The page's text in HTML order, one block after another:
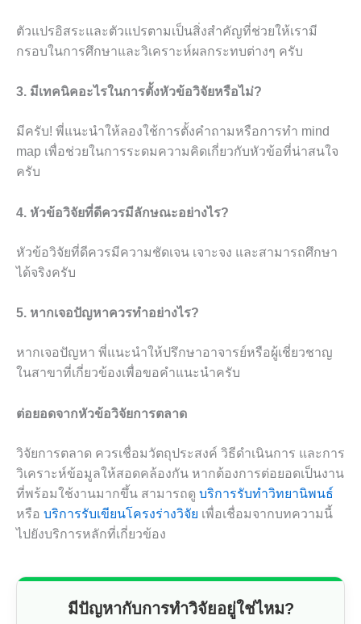
ตัวแปรอิสระและตัวแปรตามเป็นสิ่งสำคัญที่ช่วยให้เรามี
กรอบในการศึกษาและวิเคราะห์ผลกระทบต่างๆ ครับ
3. มีเทคนิคอะไรในการตั้งหัวข้อวิจัยหรือไม่?
มีครับ! พี่แนะนำให้ลองใช้การตั้งคำถามหรือการทำ mind
map เพื่อช่วยในการระดมความคิดเกี่ยวกับหัวข้อที่น่าสนใจ
ครับ
4. หัวข้อวิจัยที่ดีควรมีลักษณะอย่างไร?
หัวข้อวิจัยที่ดีควรมีความชัดเจน เจาะจง และสามารถศึกษา
ได้จริงครับ
5. หากเจอปัญหาควรทำอย่างไร?
หากเจอปัญหา พี่แนะนำให้ปรึกษาอาจารย์หรือผู้เชี่ยวชาญ
ในสาขาที่เกี่ยวข้องเพื่อขอคำแนะนำครับ
ต่อยอดจากหัวข้อวิจัยการตลาด
วิจัยการตลาด ควรเชื่อมวัตถุประสงค์ วิธีดำเนินการ และการ
วิเคราะห์ข้อมูลให้สอดคล้องกัน หากต้องการต่อยอดเป็นงาน
ที่พร้อมใช้งานมากขึ้น สามารถดู บริการรับทำวิทยานิพนธ์
หรือ บริการรับเขียนโครงร่างวิจัย เพื่อเชื่อมจากบทความนี้
ไปยังบริการหลักที่เกี่ยวข้อง
มีปัญหากับการทำวิจัยอยู่ใช่ไหม?